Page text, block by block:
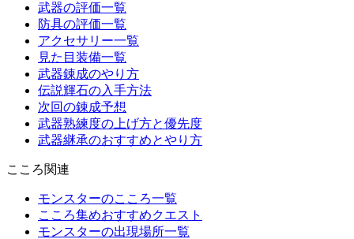
武器の評価一覧
防具の評価一覧
アクセサリー一覧
見た目装備一覧
武器錬成のやり方
伝説輝石の入手方法
次回の錬成予想
武器熟練度の上げ方と優先度
武器継承のおすすめとやり方
こころ関連
モンスターのこころ一覧
こころ集めおすすめクエスト
モンスターの出現場所一覧